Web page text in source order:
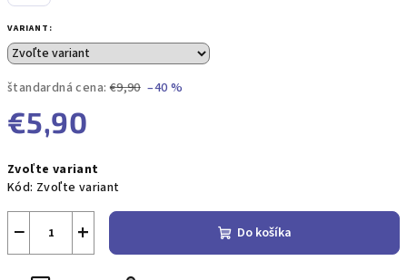
VARIANT:
štandardná cena: €9,90 –40 %
€5,90
cena:
Zvoľte variant
Kód: Zvoľte variant
+
− Do košíka